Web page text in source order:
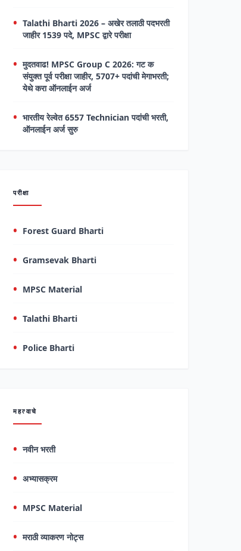
Talathi Bharti 2026 – अखेर तलाठी पदभरती
जाहीर 1539 पदे, MPSC द्वारे परीक्षा
मुदतवाढ! MPSC Group C 2026: गट क
संयुक्त पूर्व परीक्षा जाहीर, 5707+ पदांची मेगाभरती;
येथे करा ऑनलाईन अर्ज
भारतीय रेल्वेत 6557 Technician पदांची भरती,
ऑनलाईन अर्ज सुरु
परीक्षा
Forest Guard Bharti
Gramsevak Bharti
MPSC Material
Talathi Bharti
Police Bharti
महत्वाचे
नवीन भरती
अभ्यासक्रम
MPSC Material
मराठी व्याकरण नोट्स